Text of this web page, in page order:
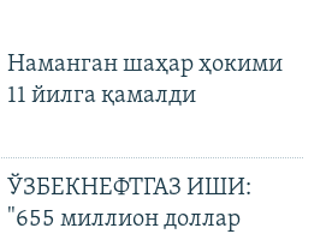
Наманган шаҳар ҳокими
11 йилга қамалди
ЎЗБЕКНЕФТГАЗ ИШИ:
"655 миллион доллар